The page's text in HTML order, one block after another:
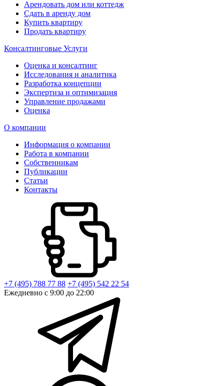
Арендовать дом или коттедж
Сдать в аренду дом
Купить квартиру
Продать квартиру
Консалтинговые Услуги
Оценка и консалтинг
Исследования и аналитика
Разработка концепции
Экспертиза и оптимизация
Управление продажами
Оценка
О компании
Информация о компании
Работа в компании
Собственникам
Публикации
Статьи
Контакты
+7 (495) 788 77 88 +7 (495) 542 22 54
Ежедневно с 9:00 до 22:00